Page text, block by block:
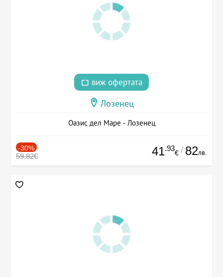
виж офертата
Лозенец
Оазис дел Маре - Лозенец
-30%
59.82€ 41.93
€ / 82лв.